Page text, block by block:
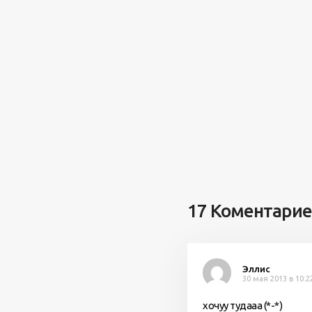
17
Эллис
30 мая 2013 в
хочуу тудааа (*-*)